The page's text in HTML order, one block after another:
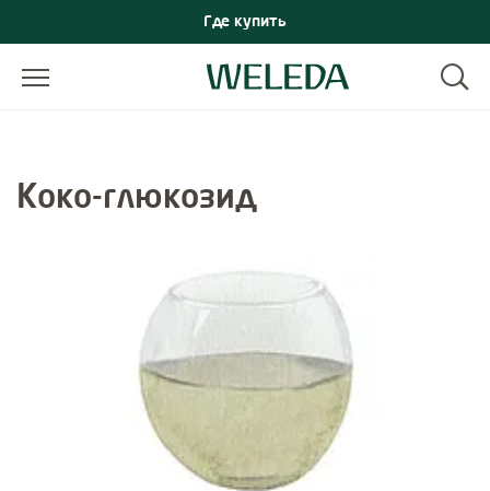
Где купить
Коко-глюкозид